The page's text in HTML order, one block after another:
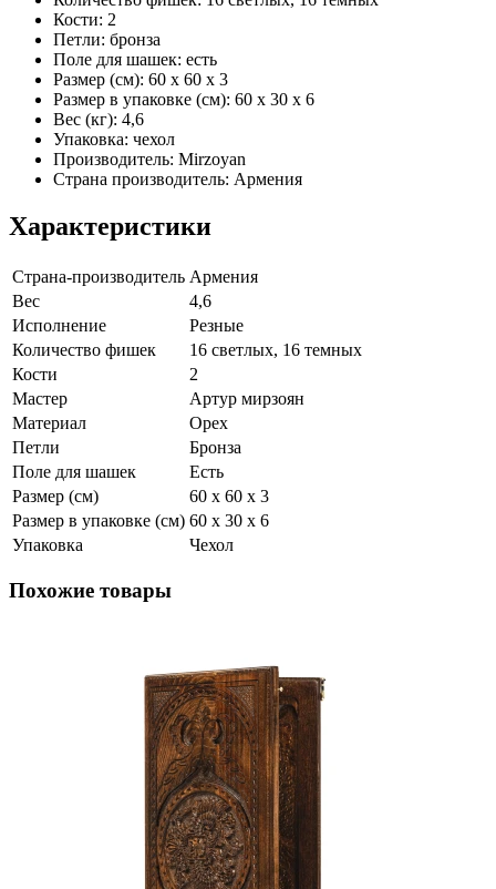
Кости: 2
Петли: бронза
Поле для шашек: есть
Размер (см): 60 х 60 х 3
Размер в упаковке (см): 60 х 30 х 6
Вес (кг): 4,6
Упаковка: чехол
Производитель: Mirzoyan
Страна производитель: Армения
Характеристики
Страна-производитель Армения
Вес
4,6
Исполнение
Резные
Количество фишек
16 светлых, 16 темных
Кости
2
Мастер
Артур мирзоян
Материал
Орех
Петли
Бронза
Поле для шашек
Есть
Размер (см)
60 х 60 х 3
Размер в упаковке (см) 60 х 30 х 6
Упаковка
Чехол
Похожие товары